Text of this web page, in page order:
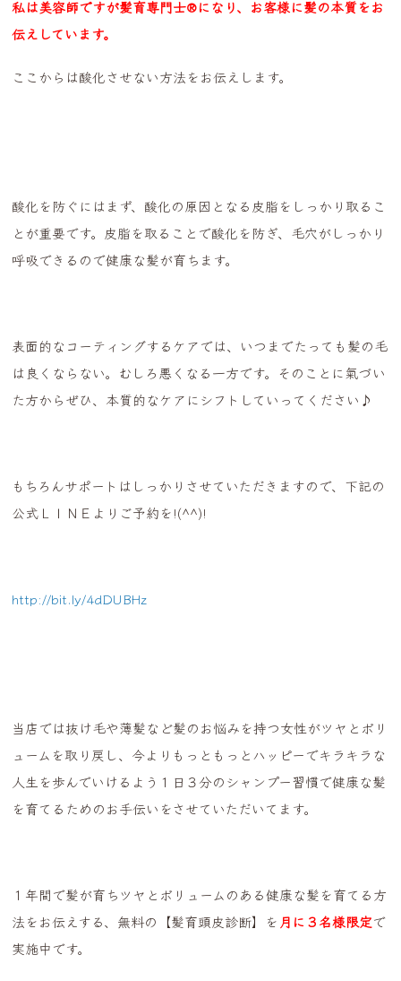
私は美容師ですが髪育専門士®になり、お客様に髪の本質をお
伝えしています。
ここからは酸化させない方法をお伝えします。
酸化を防ぐにはまず、酸化の原因となる皮脂をしっかり取るこ
とが重要です。皮脂を取ることで酸化を防ぎ、毛穴がしっかり
呼吸できるので健康な髪が育ちます。
表面的なコーティングするケアでは、いつまでたっても髪の毛
は良くならない。むしろ悪くなる一方です。そのことに氣づい
た方からぜひ、本質的なケアにシフトしていってください♪
もちろんサポートはしっかりさせていただきますので、下記の
公式ＬＩＮＥよりご予約を!(^^)!
http://bit.ly/4dDUBHz
当店では抜け毛や薄髪など髪のお悩みを持つ女性がツヤとボリ
ュームを取り戻し、今よりもっともっとハッピーでキラキラな
人生を歩んでいけるよう１日３分のシャンプー習慣で健康な髪
を育てるためのお手伝いをさせていただいてます。
１年間で髪が育ちツヤとボリュームのある健康な髪を育てる方
法をお伝えする、無料の【髪育頭皮診断】を 月に３名様限定で
実施中です。